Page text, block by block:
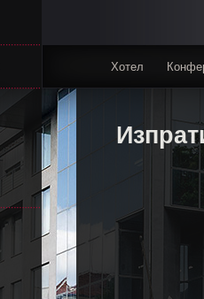
Хотел